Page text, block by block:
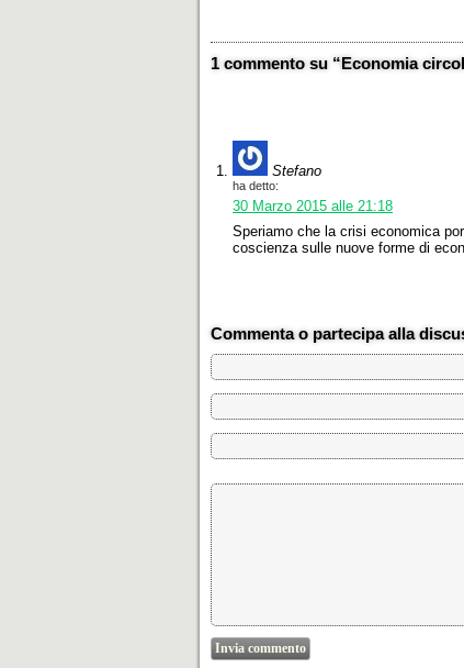
1 commento su “Economia
Stefano
ha detto:
30 Marzo 2015 alle 21:18
Speriamo che la crisi economica
coscienza sulle nuove forme di
Commenta o partecipa alla